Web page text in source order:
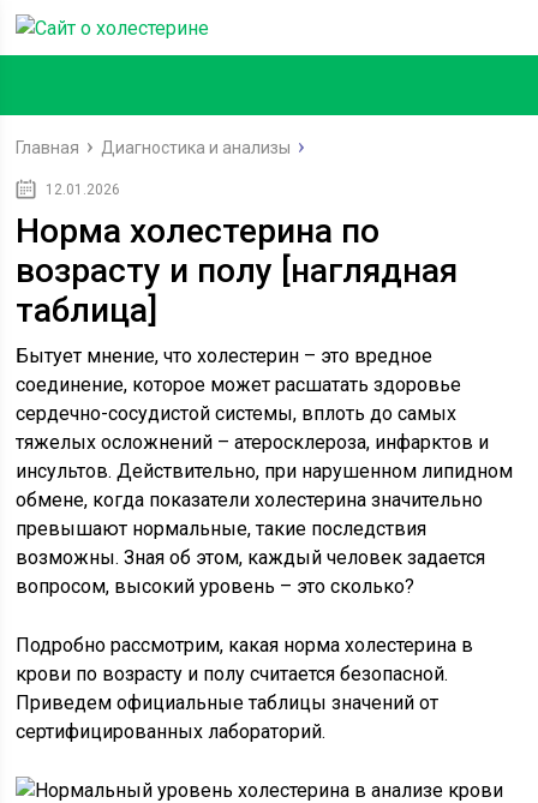
Главная Диагностика и анализы
12.01.2026
Норма холестерина по
возрасту и полу [наглядная
таблица]
Бытует мнение, что холестерин – это вредное
соединение, которое может расшатать здоровье
сердечно-сосудистой системы, вплоть до самых
тяжелых осложнений – атеросклероза, инфарктов и
инсультов. Действительно, при нарушенном липидном
обмене, когда показатели холестерина значительно
превышают нормальные, такие последствия
возможны. Зная об этом, каждый человек задается
вопросом, высокий уровень – это сколько?
Подробно рассмотрим, какая норма холестерина в
крови по возрасту и полу считается безопасной.
Приведем официальные таблицы значений от
сертифицированных лабораторий.